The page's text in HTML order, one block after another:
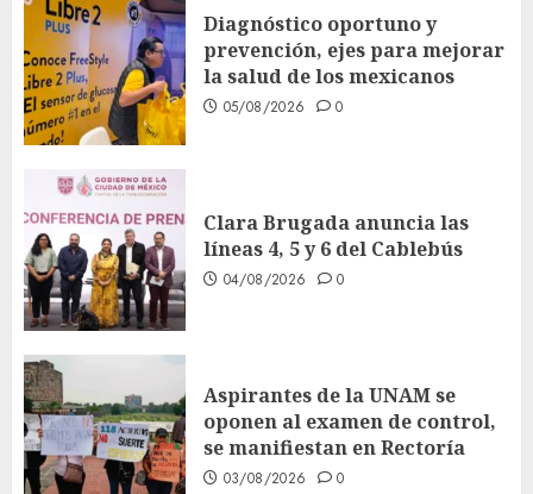
Diagnóstico oportuno y
prevención, ejes para mejorar
la salud de los mexicanos
05/08/2026 0
Clara Brugada anuncia las
líneas 4, 5 y 6 del Cablebús
04/08/2026 0
Aspirantes de la UNAM se
oponen al examen de control,
se manifiestan en Rectoría
03/08/2026 0